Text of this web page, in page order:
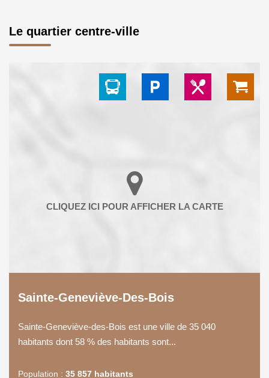
Le quartier centre-ville
Sainte-Geneviève-Des-Bois
Sainte-Geneviève-des-Bois est une ville de 35 040
habitants dont 58 % des habitants sont...
Population : 35 857 habitants